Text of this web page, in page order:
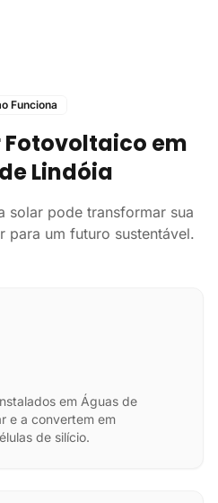
Funciona
Fotovoltaico em
Lindóia
solar pode transformar sua
para um futuro sustentável.
em Águas de
e a convertem em
de silício.